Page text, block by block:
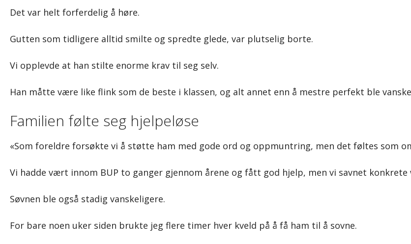
Det var helt forferdelig å høre.
Gutten som tidligere alltid smilte og spredte glede, var plutselig borte.
Vi opplevde at han stilte enorme krav til seg selv.
Han måtte være like flink som de beste i klassen, og alt annet enn å mestre perfekt ble
Familien følte seg hjelpeløse
«Som foreldre forsøkte vi å støtte ham med gode ord og oppmuntring, men det føltes som
Vi hadde vært innom BUP to ganger gjennom årene og fått god hjelp, men vi savnet
Søvnen ble også stadig vanskeligere.
For bare noen uker siden brukte jeg flere timer hver kveld på å få ham til å sovne.